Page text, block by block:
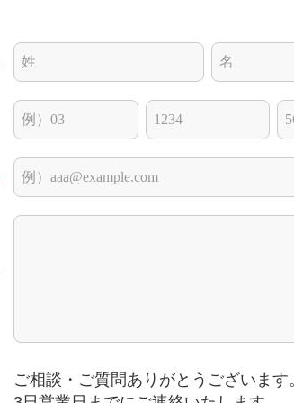
ご相談・ご質問ありがとうございます